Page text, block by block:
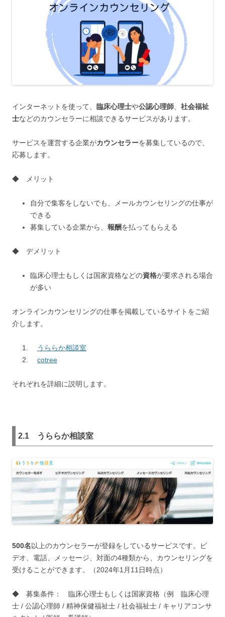
インターネットを使って、 臨床心理士や公認心理師
社会福祉
士などのカウンセラーに相談できるサービスがあります。
サービスを運営する企業がカウンセラーを募集しているので、
応募します。
◆ メリット
自分で集客をしないでも、メールカウンセリングの仕事が
できる
募集している企業から、 報酬を払ってもらえる
◆ デメリット
臨床心理士もしくは国家資格などの資格が要求される場合
が多い
オンラインカウンセリングの仕事を掲載しているサイトをご紹
介します。
うららか相談室
cotree
それぞれを詳細に説明します。
2.1 うららか相談室
500名以上のカウンセラーが登録をしているサービスです。ビ
デオ、電話、メッセージ、対面の4種類から、カウンセリングを
受けることができます。（2024年1月11日時点）
◆ 募集条件： 臨床心理士もしくは国家資格（例 臨床心理
士 / 公認心理師 / 精神保健福祉士 / 社会福祉士 / キャリアコンサ